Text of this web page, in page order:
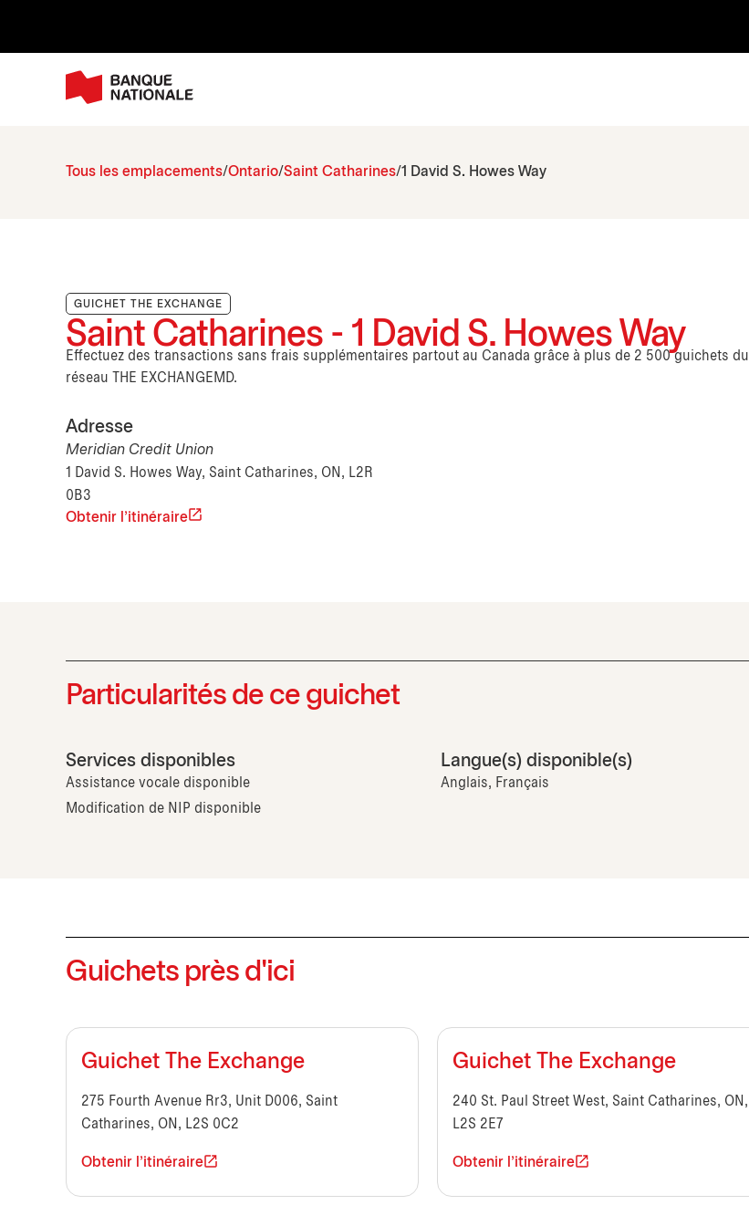
Tous les emplacements Ontario Saint Catharines 1 David S. Howes Way
GUICHET THE EXCHANGE
Saint Catharines - 1 David S. Howes Way
Effectuez des transactions sans frais supplémentaires partout au Canada grâce à plus de 2 500 guichets du
réseau THE EXCHANGEMD.
Adresse
Meridian Credit Union
1 David S. Howes Way, Saint Catharines, ON, L2R
0B3
Obtenir l'itinéraire
Particularités de ce guichet
Services disponibles
Assistance vocale disponible
Modification de NIP disponible
Langue(s) disponible(s)
Anglais, Français
Guichets près d'ici
Guichet The Exchange
275 Fourth Avenue Rr3, Unit D006, Saint
Catharines, ON, L2S 0C2
Obtenir l'itinéraire
Guichet The Exchange
240 St. Paul Street West, Saint Catharines, ON,
L2S 2E7
Obtenir l'itinéraire